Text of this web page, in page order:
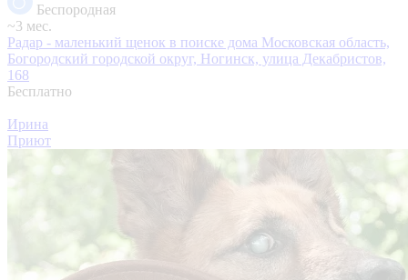
Беспородная
~3 мес.
Радар - маленький щенок в поиске дома Московская область,
Богородский городской округ, Ногинск, улица Декабристов,
168
Бесплатно
Ирина
Приют